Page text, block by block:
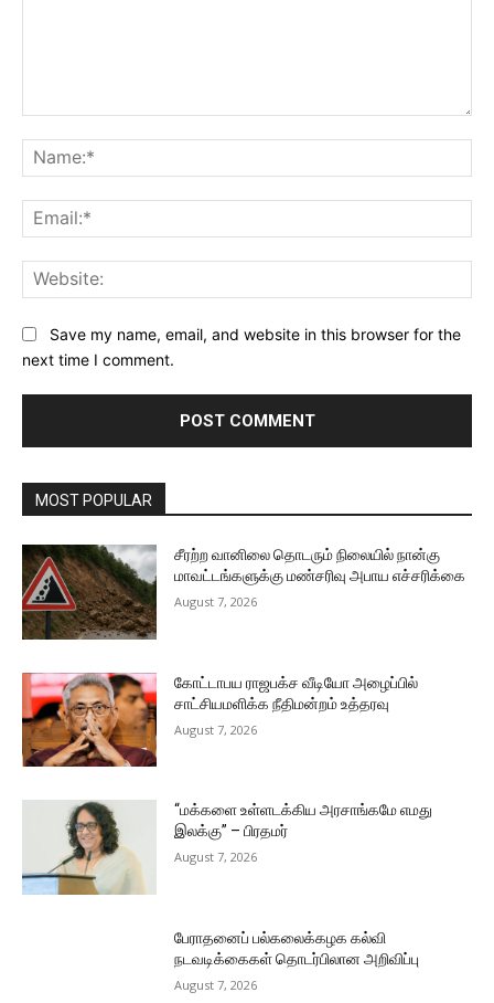
Save my name, email, and website in this browser for the
next time I comment.
MOST POPULAR
சீரற்ற வானிலை தொடரும் நிலையில் நான்கு
மாவட்டங்களுக்கு மண்சரிவு அபாய எச்சரிக்கை
August 7, 2026
கோட்டாபய ராஜபக்ச வீடியோ அழைப்பில்
சாட்சியமளிக்க நீதிமன்றம் உத்தரவு
August 7, 2026
“மக்களை உள்ளடக்கிய அரசாங்கமே எமது
இலக்கு” – பிரதமர்
August 7, 2026
பேராதனைப் பல்கலைக்கழக கல்வி
நடவடிக்கைகள் தொடர்பிலான அறிவிப்பு
August 7, 2026